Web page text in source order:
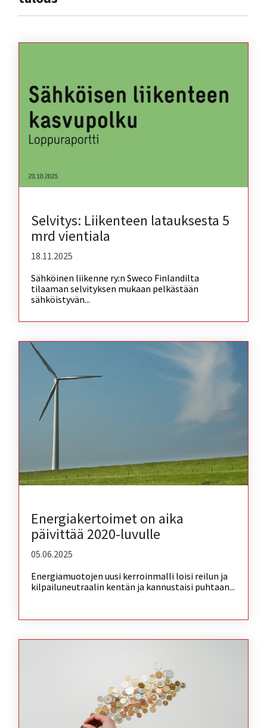
Selvitys: Liikenteen latauksesta 5
mrd vientiala
18.11.2025
Sähköinen liikenne ry:n Sweco Finlandilta
tilaaman selvityksen mukaan pelkästään
sähköistyvän...
Energiakertoimet on aika
päivittää 2020-luvulle
05.06.2025
Energiamuotojen uusi kerroinmalli loisi reilun ja
kilpailuneutraalin kentän ja kannustaisi puhtaan...